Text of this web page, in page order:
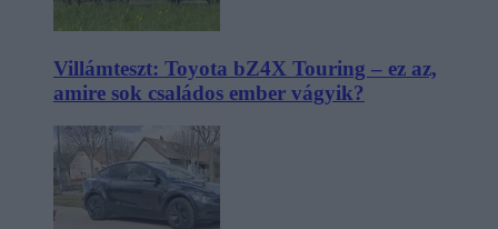
Villámteszt: Toyota bZ4X Touring – ez az,
amire sok családos ember vágyik?